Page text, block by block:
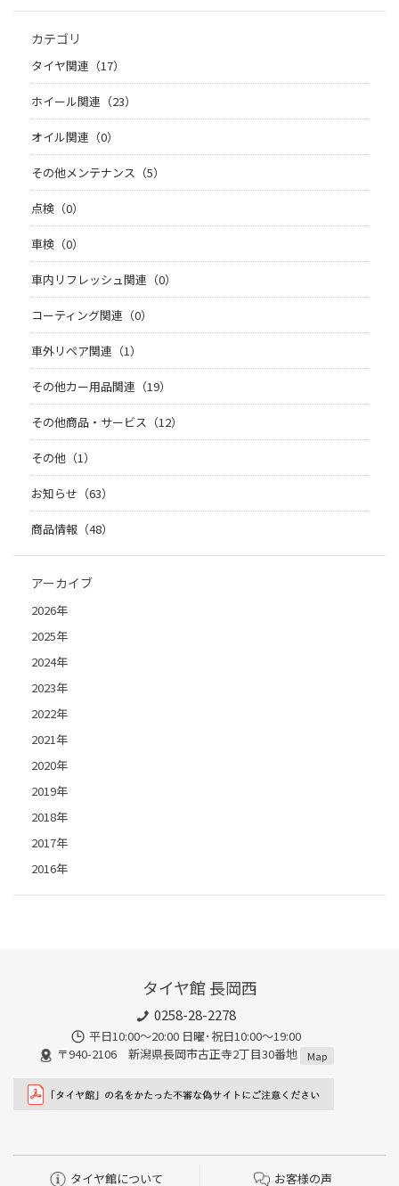
カテゴリ
タイヤ関連（17）
ホイール関連（23）
オイル関連（0）
その他メンテナンス（5）
点検（0）
車検（0）
車内リフレッシュ関連（0）
コーティング関連（0）
車外リペア関連（1）
その他カー用品関連（19）
その他商品・サービス（12）
その他（1）
お知らせ（63）
商品情報（48）
アーカイブ
2026年
2025年
2024年
2023年
2022年
2021年
2020年
2019年
2018年
2017年
2016年
タイヤ館 長岡西
0258-28-2278
平日10:00～20:00 日曜･祝日10:00～19:00
〒940-2106 新潟県長岡市古正寺2丁目30番地
Map
タイヤ館について お客様の声